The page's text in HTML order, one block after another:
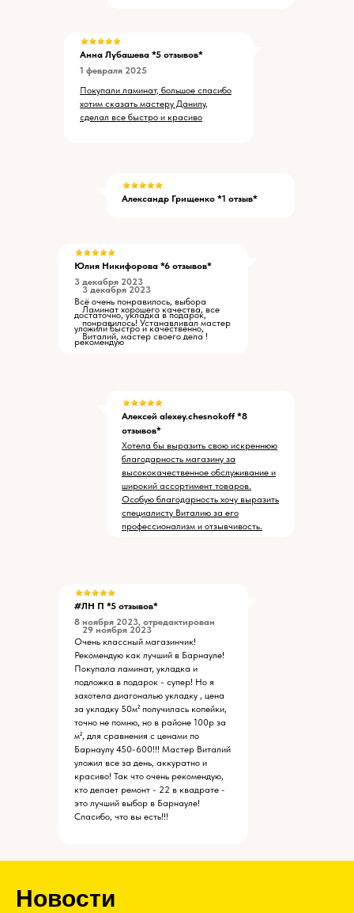
Анна Лубашева *5 отзывов*
1 февраля 2025
Покупали ламинат, большое спасибо
хотим сказать мастеру Данилу,
сделал все быстро и красиво
Юлия Никифорова *6 отзывов*
3 декабря 2023
Всё очень понравилось, выбора
достаточно, укладка в подарок,
уложили быстро и качественно,
рекомендую
Александр Грищенко *1 отзыв*
Ламинат хорошего качества, все
понравилось! Устанавливал мастер
Виталий, мастер своего дела !
3 декабря 2023
#ЛН П *5 отзывов*
8 ноября 2023, отредактирован
Очень классный магазинчик!
Рекомендую как лучший в Барнауле!
Покупала ламинат, укладка и
подложка в подарок - супер! Но я
захотела диагональю укладку , цена
за укладку 50м² получилась копейки,
точно не помню, но в районе 100р за
м², для сравнения с ценами по
Барнаулу 450-600!!! Мастер Виталий
уложил все за день, аккуратно и
красиво! Так что очень рекомендую,
кто делает ремонт - 22 в квадрате -
это лучший выбор в Барнауле!
Спасибо, что вы есть!!!
Алексей alexey.chesnokoff *8
отзывов*
Хотела бы выразить свою искреннюю
благодарность магазину за
высококачественное обслуживание и
широкий ассортимент товаров.
Особую благодарность хочу выразить
специалисту Виталию за его
профессионализм и отзывчивость.
29 ноября 2023
Новости